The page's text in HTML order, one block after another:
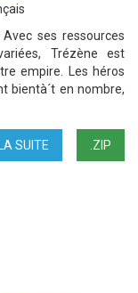
Avec ses ressources
Trézène est
empire. Les héros
bientà´t en nombre,
.ZIP
LA SUITE
BAC